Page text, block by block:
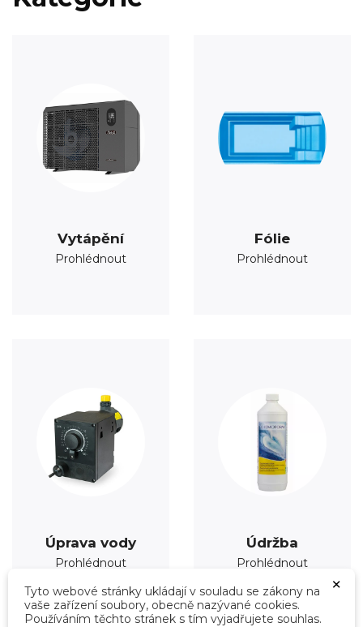
Vytápění
Prohlédnout
Fólie
Prohlédnout
Úprava vody
Prohlédnout
Údržba
Prohlédnout
×
Tyto webové stránky ukládají v souladu se zákony na
vaše zařízení soubory, obecně nazývané cookies.
Používáním těchto stránek s tím vyjadřujete souhlas.